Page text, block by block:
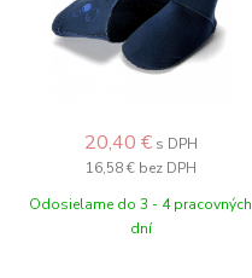
20,40 € s DPH
16,58 € bez DPH
Odosielame do 3 - 4 pracovných
dní